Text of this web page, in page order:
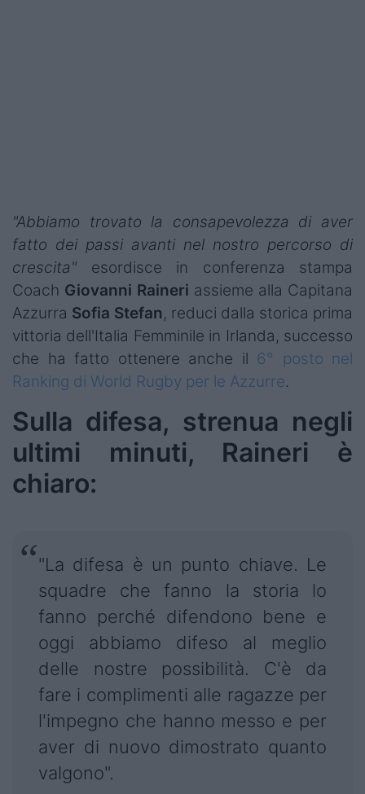
"Abbiamo trovato la consapevolezza di aver
fatto dei passi avanti nel nostro percorso di
crescita" esordisce in conferenza stampa
Coach Giovanni Raineri assieme alla Capitana
Azzurra Sofia Stefan, reduci dalla storica prima
vittoria dell'Italia Femminile in Irlanda, successo
che ha fatto ottenere anche il 6° posto nel
Ranking di World Rugby per le Azzurre.
Sulla difesa, strenua negli
ultimi minuti, Raineri è
chiaro:
"La difesa è un punto chiave. Le
squadre che fanno la storia lo
fanno perché difendono bene e
oggi abbiamo difeso al meglio
delle nostre possibilità. C'è da
fare i complimenti alle ragazze per
l'impegno che hanno messo e per
aver di nuovo dimostrato quanto
valgono".